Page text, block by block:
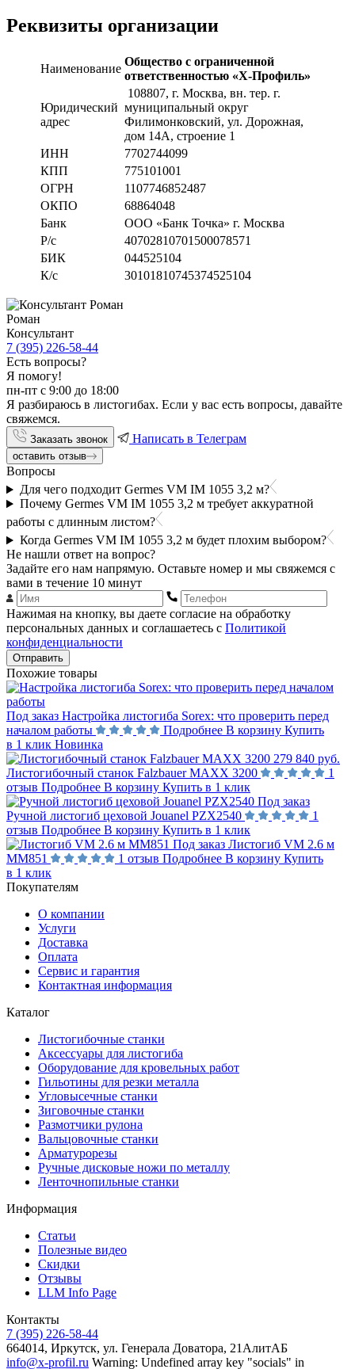
Реквизиты организации
Наименование
Общество с ограниченной
ответственностью «Х-Профиль»
Юридический
адрес
108807, г. Москва, вн. тер. г.
муниципальный округ
Филимонковский, ул. Дорожная,
дом 14А, строение 1
ИНН
7702744099
КПП
775101001
ОГРН
1107746852487
ОКПО
68864048
Банк
ООО «Банк Точка» г. Москва
Р/с
40702810701500078571
БИК
044525104
К/с
30101810745374525104
Роман
Консультант
7 (395) 226-58-44
Есть вопросы?
Я помогу!
пн-пт с 9:00 до 18:00
Я разбираюсь в листогибах. Если у вас есть вопросы, давайте
свяжемся.
Заказать звонок Написать в Телеграм
оставить отзыв
Вопросы
Для чего подходит Germes VM IM 1055 3,2 м?
Почему Germes VM IM 1055 3,2 м требует аккуратной
работы с длинным листом?
Когда Germes VM IM 1055 3,2 м будет плохим выбором?
Не нашли ответ на вопрос?
Задайте его нам напрямую. Оставьте номер и мы свяжемся с
вами в течение 10 минут
Нажимая на кнопку, вы даете согласие на обработку
персональных данных и соглашаетесь с Политикой
конфиденциальности
Отправить
Похожие товары
Под заказ Настройка листогиба Sorex: что проверить перед
началом работы
Подробнее В корзину Купить
в 1 клик Новинка
279 840 руб.
Листогибочный станок Falzbauer MAXX 3200
1
отзыв Подробнее В корзину Купить в 1 клик
Под заказ
Ручной листогиб цеховой Jouanel PZX2540
1
отзыв Подробнее В корзину Купить в 1 клик
Под заказ Листогиб VM 2.6 м
MM851
1 отзыв Подробнее В корзину Купить
в 1 клик
Покупателям
О компании
Услуги
Доставка
Оплата
Сервис и гарантия
Контактная информация
Каталог
Листогибочные станки
Аксессуары для листогиба
Оборудование для кровельных работ
Гильотины для резки металла
Угловысечные станки
Зиговочные станки
Размотчики рулона
Вальцовочные станки
Арматурорезы
Ручные дисковые ножи по металлу
Ленточнопильные станки
Информация
Статьи
Полезные видео
Скидки
Отзывы
LLM Info Page
Контакты
7 (395) 226-58-44
664014, Иркутск, ул. Генерала Доватора, 21АлитАБ
info@x-profil.ru Warning: Undefined array key "socials" in